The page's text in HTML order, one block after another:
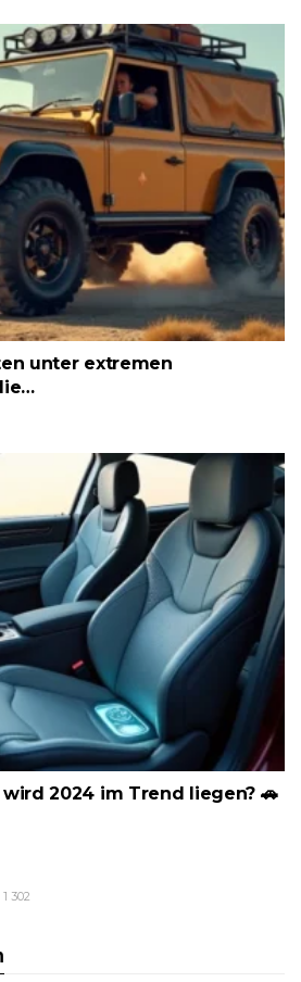
unter extremen
2024 im Trend liegen? 🚗
1 302